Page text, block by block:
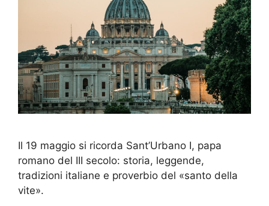
Il 19 maggio si ricorda Sant’Urbano I, papa
romano del III secolo: storia, leggende,
tradizioni italiane e proverbio del «santo della
vite».